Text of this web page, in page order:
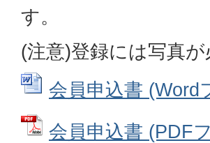
す。
(注意)登録には写真が
会員申込書 (Word
会員申込書 (PDF